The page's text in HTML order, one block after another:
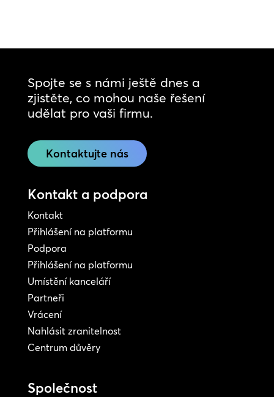
Spojte se s námi ještě dnes a
zjistěte, co mohou naše řešení
udělat pro vaši firmu.
Kontaktujte nás
Kontakt a podpora
Kontakt
Přihlášení na platformu
Podpora
Přihlášení na platformu
Umístění kanceláří
Partneři
Vrácení
Nahlásit zranitelnost
Centrum důvěry
Společnost